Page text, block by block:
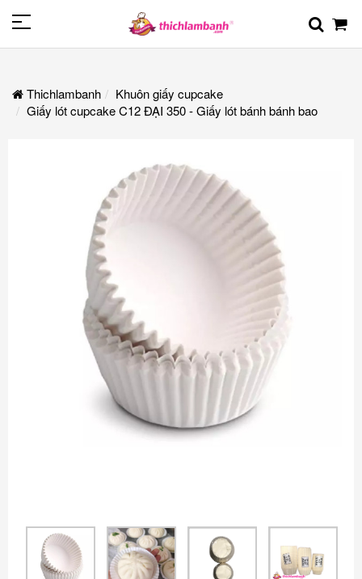
Thichlambanh
Khuôn giấy cupcake
Giấy lót cupcake C12 ĐẠI 350 - Giấy lót bánh bánh bao